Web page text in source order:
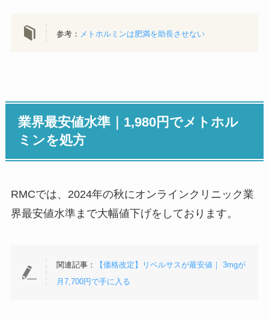
参考： メトホルミンは肥満を助長させない
業界最安値水準｜1,980円でメトホル
ミンを処方
RMCでは、2024年の秋にオンラインクリニック業
界最安値水準まで大幅値下げをしております。
関連記事：
【価格改定】リベルサスが最安値｜ 3mgが
月7,700円で手に入る